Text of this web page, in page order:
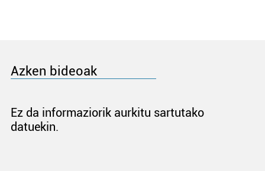
Azken bideoak
Ez da informaziorik aurkitu sartutako
datuekin.